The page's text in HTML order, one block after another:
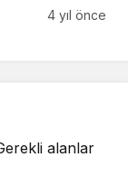
4 yıl önce
alanlar